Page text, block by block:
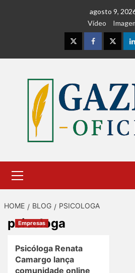
agosto 9,
Vídeo
InstagramFacebook
Menu
HOME BLOG PSICOLOGA
psicologa
Empresas
Psicóloga Renata
Camargo lança
comunidade online